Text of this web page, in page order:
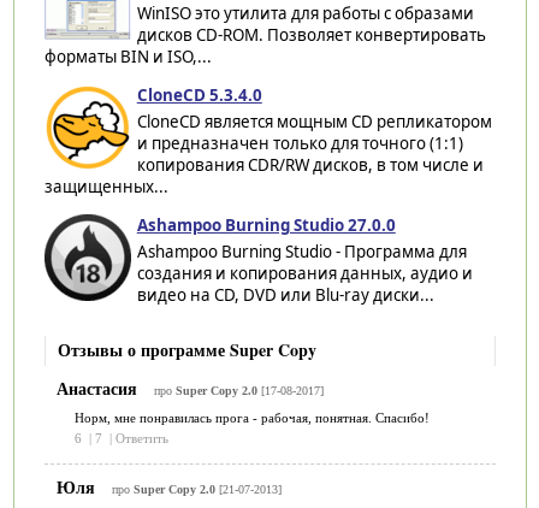
WinISO это утилита для работы с образами
дисков CD-ROM. Позволяет конвертировать
форматы BIN и ISO,...
CloneCD 5.3.4.0
CloneCD является мощным CD репликатором
и предназначен только для точного (1:1)
копирования CDR/RW дисков, в том числе и
защищенных...
Ashampoo Burning Studio 27.0.0
Ashampoo Burning Studio - Программа для
создания и копирования данных, аудио и
видео на CD, DVD или Blu-ray диски...
Отзывы о программе Super Copy
Анастасия
про Super Copy 2.0[17-08-2017]
Норм, мне понравилась прога - рабочая, понятная. Спасибо!
6
7 Ответить
Юля про Super Copy 2.0[21-07-2013]